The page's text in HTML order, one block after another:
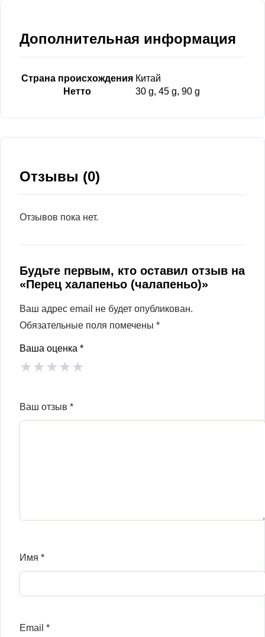
Дополнительная информация
Страна происхождения Китай
Нетто
30 g, 45 g, 90 g
Отзывы (0)
Отзывов пока нет.
Будьте первым, кто оставил отзыв на
«Перец халапеньо (чалапеньо)»
Ваш адрес email не будет опубликован.
Обязательные поля помечены *
Ваша оценка *
★★★★★
Ваш отзыв *
Имя *
Email *